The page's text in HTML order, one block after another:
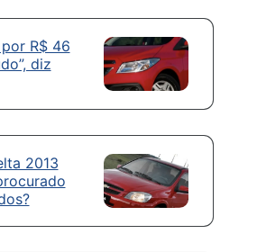
R$ 46
diz
2013